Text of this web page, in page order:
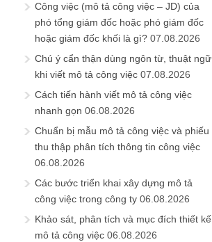
Công việc (mô tả công việc – JD) của
phó tổng giám đốc hoặc phó giám đốc
hoặc giám đốc khối là gì? 07.08.2026
Chú ý cẩn thận dùng ngôn từ, thuật ngữ
khi viết mô tả công việc 07.08.2026
Cách tiến hành viết mô tả công việc
nhanh gọn 06.08.2026
Chuẩn bị mẫu mô tả công việc và phiếu
thu thập phân tích thông tin công việc
06.08.2026
Các bước triển khai xây dựng mô tả
công việc trong công ty 06.08.2026
Khảo sát, phân tích và mục đích thiết kế
mô tả công việc 06.08.2026